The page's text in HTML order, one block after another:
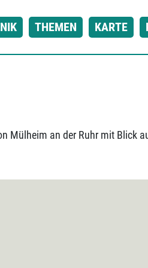
THEMEN KARTE
Mülheim an der Ruhr mit Blick